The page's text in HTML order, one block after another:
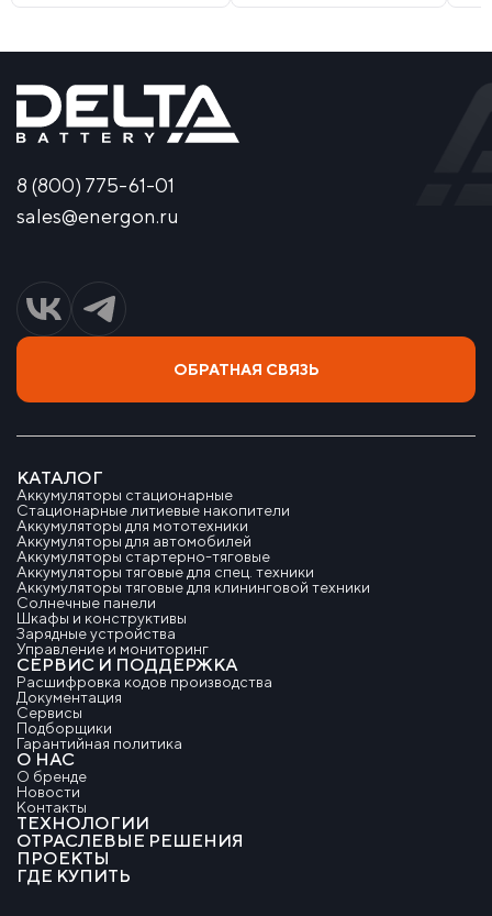
8 (800) 775-61-01
sales@energon.ru
ОБРАТНАЯ СВЯЗЬ
КАТАЛОГ
Аккумуляторы стационарные
Стационарные литиевые накопители
Аккумуляторы для мототехники
Аккумуляторы для автомобилей
Аккумуляторы стартерно-тяговые
Аккумуляторы тяговые для спец. техники
Аккумуляторы тяговые для клининговой техники
Солнечные панели
Шкафы и конструктивы
Зарядные устройства
Управление и мониторинг
СЕРВИС И ПОДДЕРЖКА
Расшифровка кодов производства
Документация
Сервисы
Подборщики
Гарантийная политика
О НАС
О бренде
Новости
Контакты
ТЕХНОЛОГИИ
ОТРАСЛЕВЫЕ РЕШЕНИЯ
ПРОЕКТЫ
ГДЕ КУПИТЬ